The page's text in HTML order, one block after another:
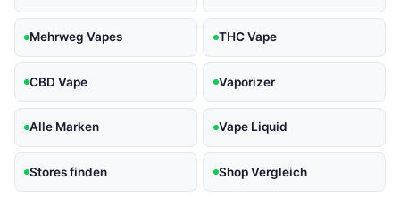
Mehrweg Vapes THC Vape
CBD Vape Vaporizer
Alle Marken Vape Liquid
Stores finden Shop Vergleich